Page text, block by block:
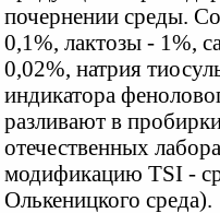
почернении среды.
0,1%, лактозы - 1%,
0,02%, натрия
индикатора
разливают в
отечественных
модификацию TSI -
Олькеницкого среда).